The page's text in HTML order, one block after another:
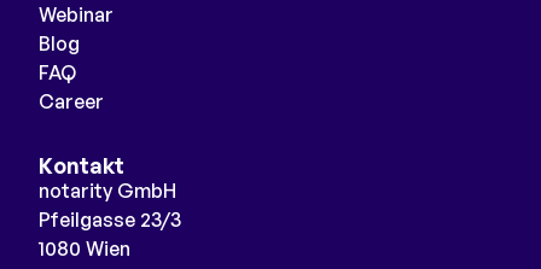
Webinar
Blog
FAQ
Career
Kontakt
notarity GmbH
Pfeilgasse 23/3
1080 Wien